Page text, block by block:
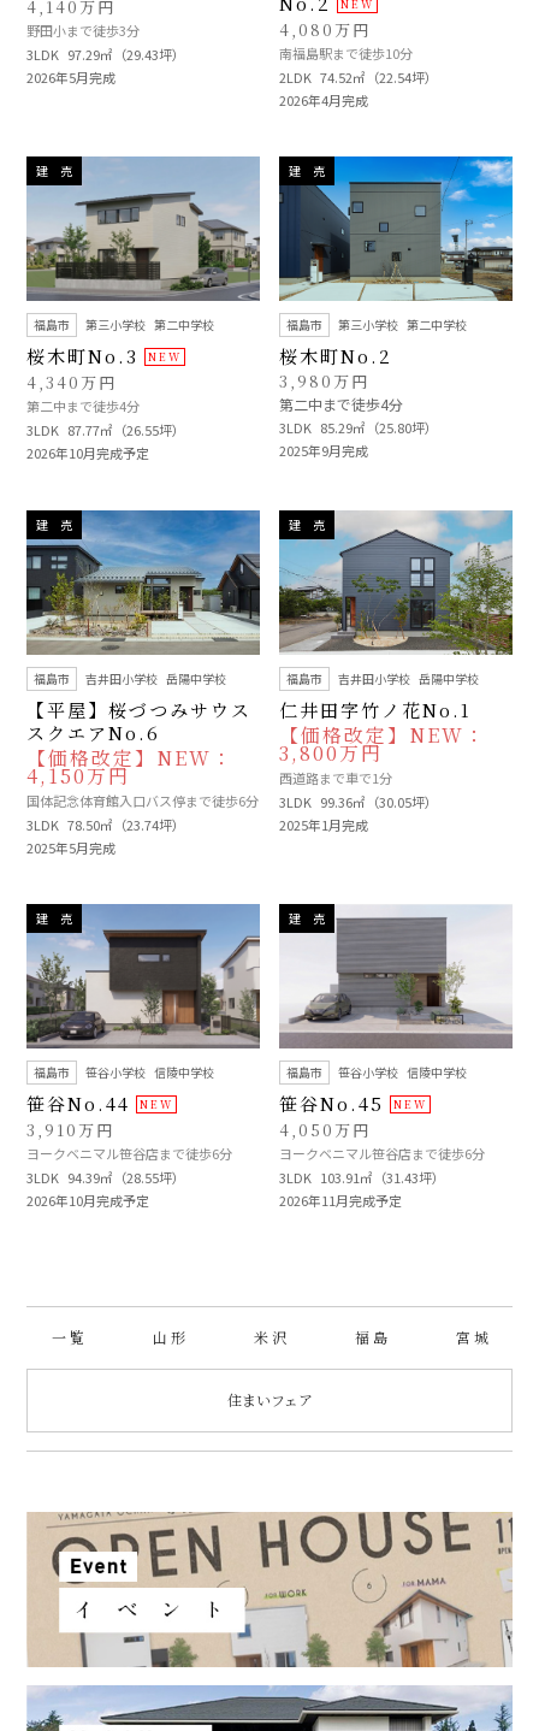
4,140万円
野田小まで徒歩3分
3LDK 97.29㎡（29.43坪）
2026年5月完成
4,080万円
南福島駅まで徒歩10分
2LDK 74.52㎡（22.54坪）
2026年4月完成
建 売
福島市 第三小学校 第二中学校
桜木町No.3
4,340万円
第二中まで徒歩4分
3LDK 87.77㎡（26.55坪）
2026年10月完成予定
建 売
福島市 第三小学校 第二中学校
桜木町No.2
3,980万円
第二中まで徒歩4分
3LDK 85.29㎡（25.80坪）
2025年9月完成
建 売
福島市 吉井田小学校 岳陽中学校
【平屋】桜づつみサウス
スクエアNo.6
【価格改定】NEW：
4,150万円
国体記念体育館入口バス停まで徒歩6分
3LDK 78.50㎡（23.74坪）
2025年5月完成
建 売
福島市 吉井田小学校 岳陽中学校
仁井田字竹ノ花No.1
【価格改定】NEW：
3,800万円
西道路まで車で1分
3LDK 99.36㎡（30.05坪）
2025年1月完成
建 売
福島市 笹谷小学校 信陵中学校
笹谷No.44
3,910万円
ヨークベニマル笹谷店まで徒歩6分
3LDK 94.39㎡（28.55坪）
2026年10月完成予定
建 売
福島市 笹谷小学校 信陵中学校
笹谷No.45
4,050万円
ヨークベニマル笹谷店まで徒歩6分
3LDK 103.91㎡（31.43坪）
2026年11月完成予定
一 覧 山 形 米 沢 福 島 宮 城
住まいフェア